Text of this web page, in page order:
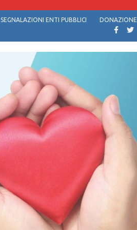
SEGNALAZIONI ENTI PUBBLICI DONAZIONE